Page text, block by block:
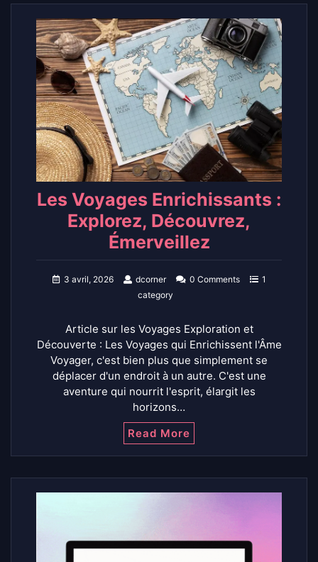
Les Voyages Enrichissants :
Explorez, Découvrez,
Émerveillez
3 avril, 2026 dcorner 0 Comments
1
category
Article sur les Voyages Exploration et
Découverte : Les Voyages qui Enrichissent l'Âme
Voyager, c'est bien plus que simplement se
déplacer d'un endroit à un autre. C'est une
aventure qui nourrit l'esprit, élargit les
horizons…
Read More